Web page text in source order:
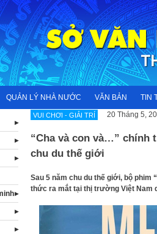
QUẢN LÝ NHÀ NƯỚC VĂN BẢN TIN
VUI CHƠI - GIẢI TRÍ 20 Tháng 5,
“Cha và con và…” chính
chu du thế giới
Sau 5 năm chu du thế giới, bộ phim
thức ra mắt tại thị trường Việt